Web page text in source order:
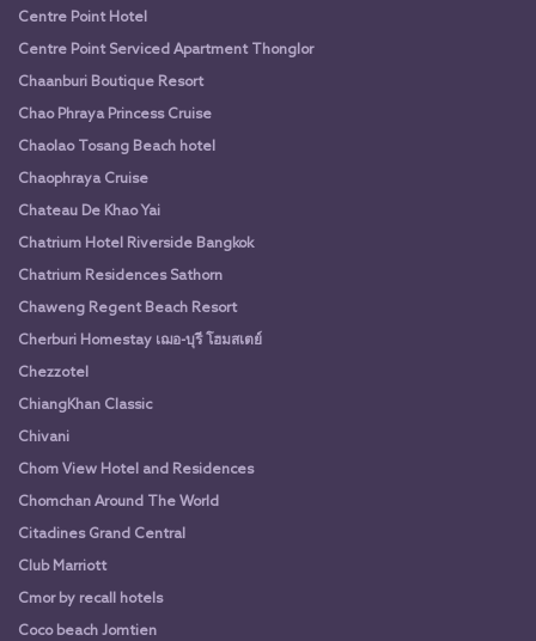
Centre Point Hotel
Centre Point Serviced Apartment Thonglor
Chaanburi Boutique Resort
Chao Phraya Princess Cruise
Chaolao Tosang Beach hotel
Chaophraya Cruise
Chateau De Khao Yai
Chatrium Hotel Riverside Bangkok
Chatrium Residences Sathorn
Chaweng Regent Beach Resort
Cherburi Homestay เฌอ-บุรี โฮมสเตย์
Chezzotel
ChiangKhan Classic
Chivani
Chom View Hotel and Residences
Chomchan Around The World
Citadines Grand Central
Club Marriott
Cmor by recall hotels
Coco beach Jomtien